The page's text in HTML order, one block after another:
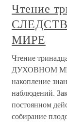
Чтение
МИРЕ
Чтение
ДУХОВНОМ
накопление
наблюдений.
постоянном
собирание